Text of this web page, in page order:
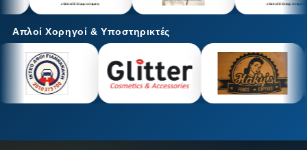
Απλοί Χορηγοί & Υποστηρικτές